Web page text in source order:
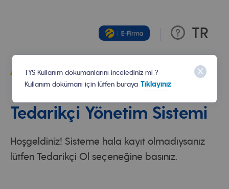
Tedarikçi Yönetim Sistemi
Hoşgeldiniz! Sisteme hala kayıt olmadıysanız
lütfen Tedarikçi Ol seçeneğine basınız.
TR
TYS Kullanım dokümanlarını incelediniz mi ?
Kullanım dokümanı için lütfen buraya Tıklayınız